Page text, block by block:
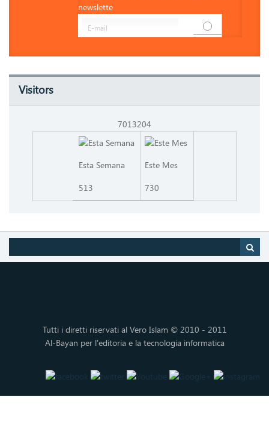
newslette
Visitors
7013204
Esta Semana
513
Este Mes
730
Tutti i diretti riservati al Vero Islam © 2010 - 2011
Al-Bayan per l'editoria e la tecnologia informatica